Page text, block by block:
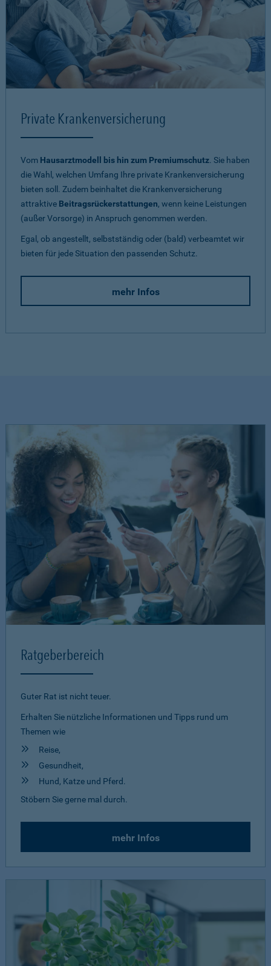
Private Krankenversicherung
Vom Hausarztmodell bis hin zum Premiumschutz. Sie haben
die Wahl, welchen Umfang Ihre private Krankenversicherung
bieten soll. Zudem beinhaltet die Krankenversicherung
attraktive Beitragsrückerstattungen, wenn keine Leistungen
(außer Vorsorge) in Anspruch genommen werden.
Egal, ob angestellt, selbstständig oder (bald) verbeamtet wir
bieten für jede Situation den passenden Schutz.
mehr Infos
Ratgeberbereich
Guter Rat ist nicht teuer.
Erhalten Sie nützliche Informationen und Tipps rund um
Themen wie
Reise,
Gesundheit,
Hund, Katze und Pferd.
Stöbern Sie gerne mal durch.
mehr Infos